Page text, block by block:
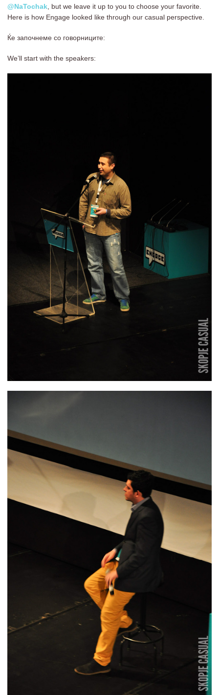
@NaTochak , but we leave it up to you to choose your favorite.
Here is how Engage looked like through our casual perspective.
Ќе започнеме со говорниците:
We’ll start with the speakers: